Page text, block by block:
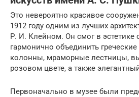
Это невероятно красивое
1912 году одним из лучших
Р. И. Клейном. Он смог в эстетике
гармонично объединить
колонны, мраморные лестницы,
розовом цвете, а также
Первоначально в музее были